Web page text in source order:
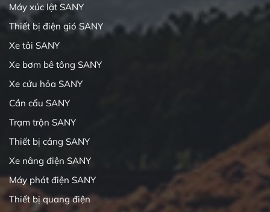
Máy xúc lật SANY
Thiết bị điện gió SANY
Xe tải SANY
Xe bơm bê tông SANY
Xe cứu hỏa SANY
Cần cẩu SANY
Trạm trộn SANY
Thiết bị cảng SANY
Xe nâng điện SANY
Máy phát điện SANY
Thiết bị quang điện